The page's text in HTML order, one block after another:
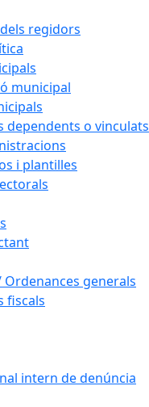
regidors
municipal
dependents o vinculats
i plantilles
generals
fiscals
intern de denúncia